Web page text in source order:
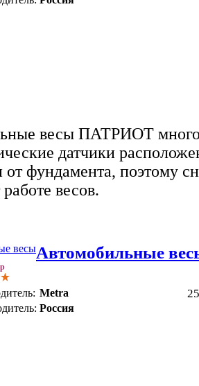
весы ПАТРИОТ
датчики
от фундамента, поэтому
весов.
Автомобильные
Metra
Россия